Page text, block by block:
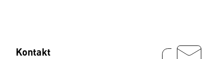
Kontakt